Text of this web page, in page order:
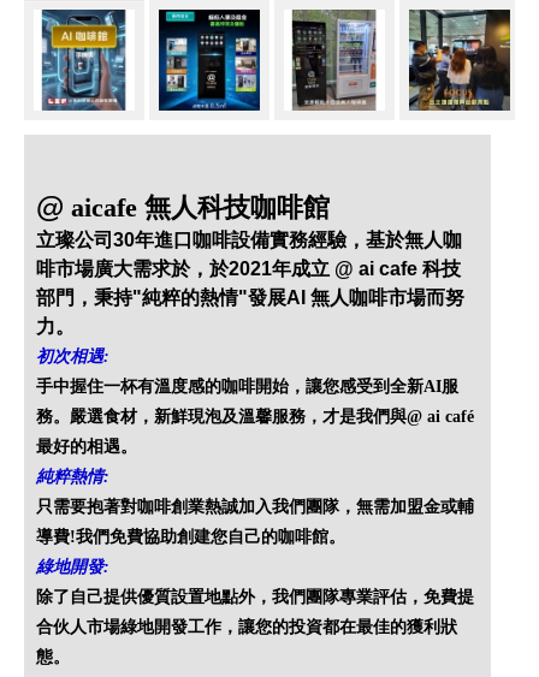
@ aicafe 無人科技咖啡館
立璨公司30年進口咖啡設備實務經驗，基於無人咖
啡市場廣大需求於，於2021年成立 @ ai cafe 科技
部門，秉持"純粹的熱情"發展AI 無人咖啡市場而努
力。
初次相遇:
手中握住一杯有溫度感的咖啡開始，讓您感受到全新AI服
務。嚴選食材，新鮮現泡及溫馨服務，才是我們與@ ai café
最好的相遇。
純粹熱情:
只需要抱著對咖啡創業熱誠加入我們團隊，無需加盟金或輔
導費!我們免費協助創建您自己的咖啡館。
綠地開發:
除了自己提供優質設置地點外，我們團隊專業評估，免費提
合伙人市場綠地開發工作，讓您的投資都在最佳的獲利狀
態。